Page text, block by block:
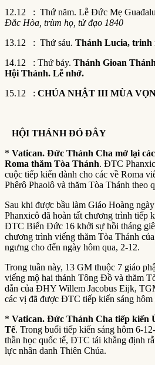
12.12 : Thứ năm. Lễ Đức Mẹ
Đắc Hòa, trùm họ, tử đạo 1840
13.12 : Thứ sáu. Thánh Lucia, trinh
14.12 : Thứ bảy. Thánh Gioan
Hội Thánh. Lễ nhớ.
15.12 : CHÚA NHẬT III MÙA
HỘI THÁNH ĐÓ ĐÂY
* Vatican. Đức Thánh Cha mở lại
Roma thăm Tòa Thánh. ĐTC
cuộc tiếp kiến dành cho các về Roma
Phêrô Phaolô và thăm Tòa Thánh theo
Sau khi được bầu làm Giáo Hoàng
Phanxicô đã hoàn tất chương trình tiếp
ĐTC Biển Đức 16 khởi sự hồi tháng
chương trình viếng thăm Tòa Thánh
ngưng cho đến ngày hôm qua, 2-12.
Trong tuần này, 13 GM thuộc 7 giáo
viếng mộ hai thánh Tông Đồ và thăm
dẫn của ĐHY Willem Jacobus Eijk,
các vị đã được ĐTC tiếp kiến sáng
* Vatican. Đức Thánh Cha tiếp kiến
Tế. Trong buổi tiếp kiến sáng hôm 6-
thần học quốc tế, ĐTC tái khẳng định
lực nhân danh Thiên Chúa.